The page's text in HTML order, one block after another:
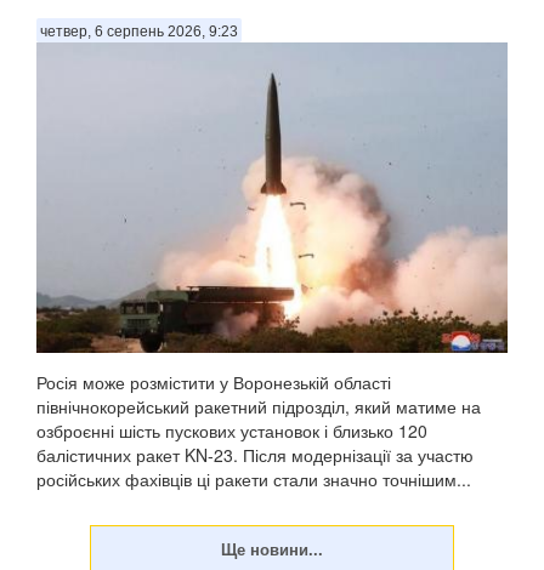
четвер, 6 серпень 2026, 9:23
Росія може розмістити у Воронезькій області
північнокорейський ракетний підрозділ, який матиме на
озброєнні шість пускових установок і близько 120
балістичних ракет KN-23. Після модернізації за участю
російських фахівців ці ракети стали значно точнішим...